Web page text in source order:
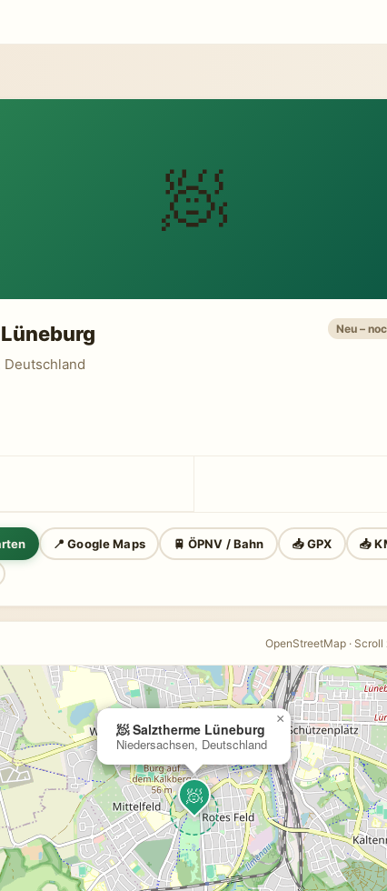
🧖
Deutschland
Neu –
📍 Google Maps 🚆 ÖPNV / Bahn 📥 GPX 📥
OpenStreetMap ·
🧖
🧖 Salztherme Lüneburg
Niedersachsen, Deutschland
×